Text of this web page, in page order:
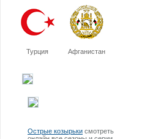
Турция Афганистан
Острые козырьки смотреть